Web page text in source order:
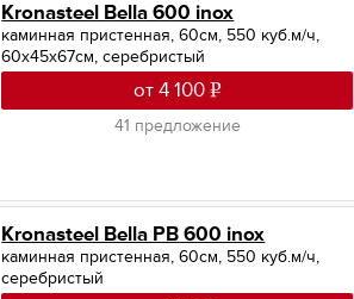
Kronasteel Bella 600 inox
каминная пристенная, 60см, 550 куб.м/ч,
60x45x67см, серебристый
от 4 100
41 предложение
Kronasteel Bella PB 600 inox
каминная пристенная, 60см, 550 куб.м/ч,
серебристый